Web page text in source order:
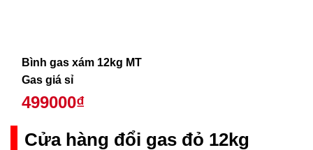
Bình gas xám 12kg MT
Gas giá sỉ
499000₫
Cửa hàng đổi gas đỏ 12kg